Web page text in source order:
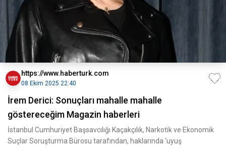
https://www.haberturk.com
08 Ekim 2025 22:40
İrem Derici: Sonuçları mahalle mahalle
göstereceğim Magazin haberleri
İstanbul Cumhuriyet Başsavcılığı Kaçakçılık, Narkotik ve Ekonomik
Suçlar Soruşturma Bürosu tarafından, haklarında 'uyuş